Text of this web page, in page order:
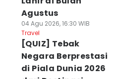
Agustus
04 Agu 2026, 16:30 WIB
Travel
[QUIZ] Tebak
Negara Berprestasi
di Piala Dunia 2026